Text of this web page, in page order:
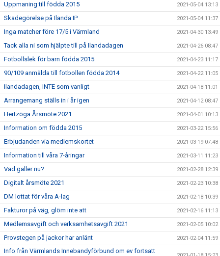
Uppmaning till födda 2015 2021-05-04 13:13
Skadegörelse på Ilanda IP 2021-05-04 11:37
Inga matcher före 17/5 i Värmland 2021-04-30 13:49
Tack alla ni som hjälpte till på Ilandadagen 2021-04-26 08:47
Fotbollslek för barn födda 2015 2021-04-23 11:17
90/109 anmälda till fotbollen födda 2014 2021-04-22 11:05
Ilandadagen, INTE som vanligt 2021-04-18 11:01
Arrangemang ställs in i år igen 2021-04-12 08:47
Hertzöga Årsmöte 2021 2021-04-01 10:13
Information om födda 2015 2021-03-22 15:56
Erbjudanden via medlemskortet 2021-03-19 07:48
Information till våra 7-åringar 2021-03-11 11:23
Vad gäller nu? 2021-02-28 12:39
Digitalt årsmöte 2021 2021-02-23 10:38
DM lottat för våra A-lag 2021-02-18 10:39
Fakturor på väg, glöm inte att 2021-02-16 11:13
Medlemsavgift och verksamhetsavgift 2021 2021-02-05 10:02
Provstegen på jackor har anlänt 2021-02-04 11:59
Info från Värmlands Innebandyförbund om ev fortsatt